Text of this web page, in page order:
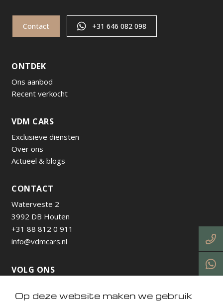
Contact +31 646 082 098
ONTDEK
Ons aanbod
Recent verkocht
VDM CARS
Exclusieve diensten
Over ons
Actueel & blogs
CONTACT
Waterveste 2
3992 DB Houten
+31 88 812 0 911
info@vdmcars.nl
VOLG ONS
Op deze website maken we gebruik